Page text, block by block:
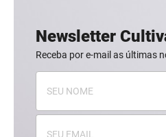
Newsletter
Receba por e-mail as últimas